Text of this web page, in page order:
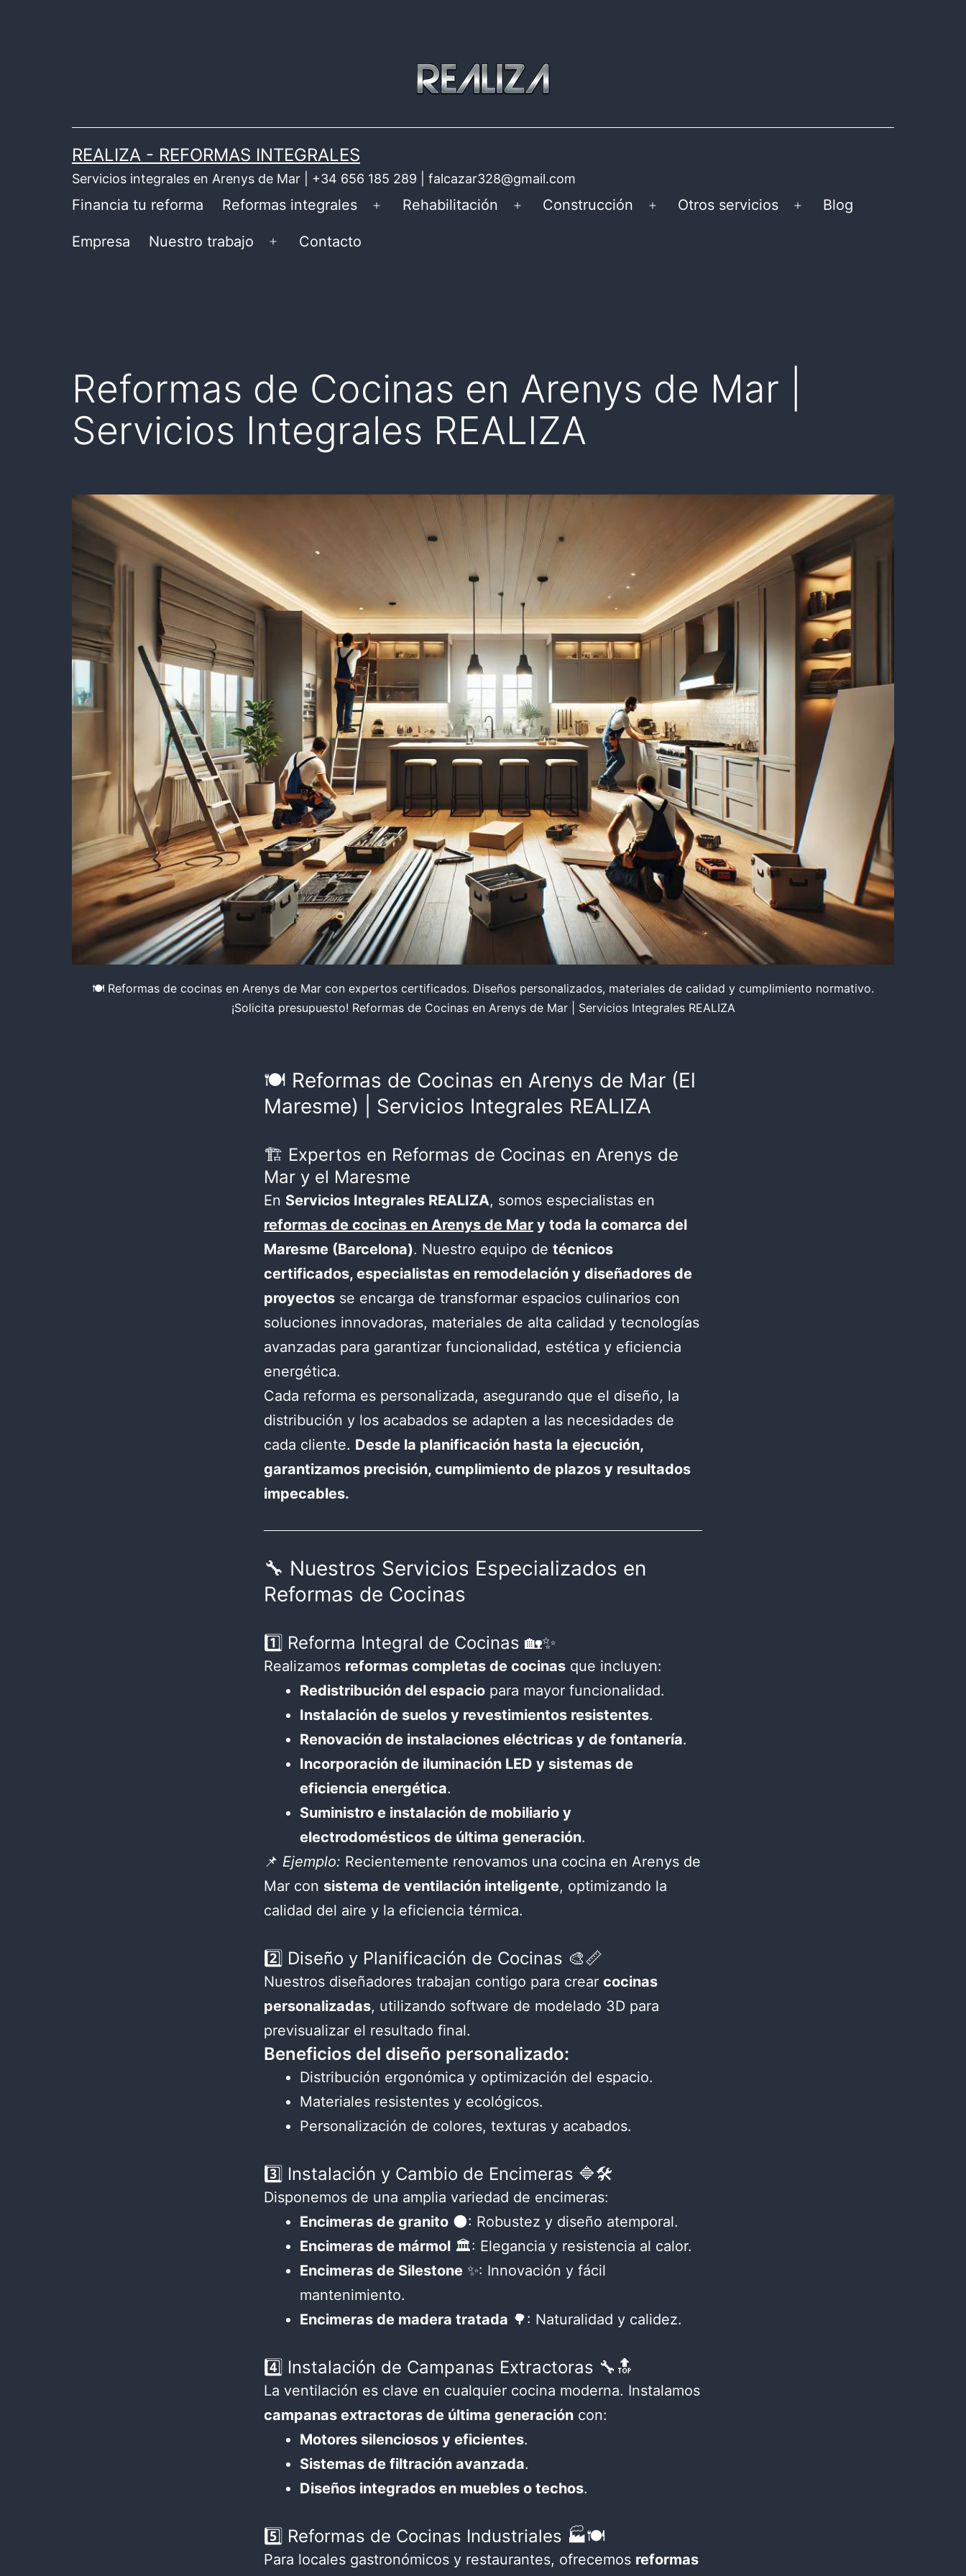
REALIZA - REFORMAS INTEGRALES
Servicios integrales en Arenys de Mar | +34 656 185 289 | falcazar328@gmail.com
Financia tu reforma Reformas integrales
Abrir
Rehabilitación
Abrir
Construcción
Abrir
Otros servicios
Abrir
Blog
Empresa Nuestro trabajo
Abrir
Contacto
Reformas de Cocinas en Arenys de Mar |
Servicios Integrales REALIZA
🍽️ Reformas de cocinas en Arenys de Mar con expertos certificados. Diseños personalizados, materiales de calidad y cumplimiento normativo.
¡Solicita presupuesto! Reformas de Cocinas en Arenys de Mar | Servicios Integrales REALIZA
🍽️ Reformas de Cocinas en Arenys de Mar (El
Maresme) | Servicios Integrales REALIZA
🏗️ Expertos en Reformas de Cocinas en Arenys de
Mar y el Maresme
En Servicios Integrales REALIZA, somos especialistas en
reformas de cocinas en Arenys de Mar y toda la comarca del
Maresme (Barcelona). Nuestro equipo de técnicos
certificados, especialistas en remodelación y diseñadores de
proyectos se encarga de transformar espacios culinarios con
soluciones innovadoras, materiales de alta calidad y tecnologías
avanzadas para garantizar funcionalidad, estética y eficiencia
energética.
Cada reforma es personalizada, asegurando que el diseño, la
distribución y los acabados se adapten a las necesidades de
cada cliente. Desde la planificación hasta la ejecución,
garantizamos precisión, cumplimiento de plazos y resultados
impecables.
🔧 Nuestros Servicios Especializados en
Reformas de Cocinas
1️⃣ Reforma Integral de Cocinas 🏡✨
Realizamos reformas completas de cocinas que incluyen:
Redistribución del espacio para mayor funcionalidad.
Instalación de suelos y revestimientos resistentes.
Renovación de instalaciones eléctricas y de fontanería.
Incorporación de iluminación LED y sistemas de
eficiencia energética.
Suministro e instalación de mobiliario y
electrodomésticos de última generación.
📌 Ejemplo: Recientemente renovamos una cocina en Arenys de
Mar con sistema de ventilación inteligente, optimizando la
calidad del aire y la eficiencia térmica.
2️⃣ Diseño y Planificación de Cocinas 🎨📏
Nuestros diseñadores trabajan contigo para crear cocinas
personalizadas, utilizando software de modelado 3D para
previsualizar el resultado final.
Beneficios del diseño personalizado:
Distribución ergonómica y optimización del espacio.
Materiales resistentes y ecológicos.
Personalización de colores, texturas y acabados.
3️⃣ Instalación y Cambio de Encimeras 🔷🛠️
Disponemos de una amplia variedad de encimeras:
Encimeras de granito 🌑: Robustez y diseño atemporal.
Encimeras de mármol 🏛️: Elegancia y resistencia al calor.
Encimeras de Silestone ✨: Innovación y fácil
mantenimiento.
Encimeras de madera tratada 🌳: Naturalidad y calidez.
4️⃣ Instalación de Campanas Extractoras 🔧🔝
La ventilación es clave en cualquier cocina moderna. Instalamos
campanas extractoras de última generación con:
Motores silenciosos y eficientes.
Sistemas de filtración avanzada.
Diseños integrados en muebles o techos.
5️⃣ Reformas de Cocinas Industriales 🏭🍽️
Para locales gastronómicos y restaurantes, ofrecemos reformas